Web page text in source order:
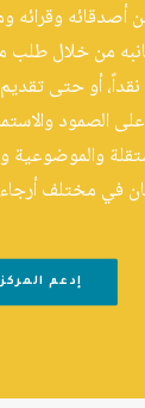
أصدقائه
من خلال طلب
نقداً، أو حتى
الصمود
والموضوعية
في مختلف
إدعم المركز